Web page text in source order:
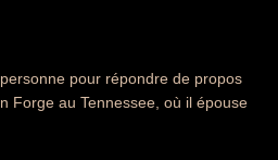
pour répondre de propos
Forge au Tennessee, où il épouse